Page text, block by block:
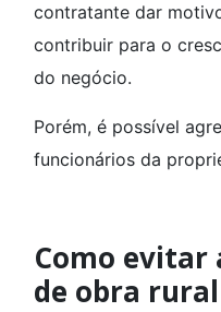
contratante dar
contribuir para o
do negócio.
Porém, é possível
funcionários da
Como evitar
de obra